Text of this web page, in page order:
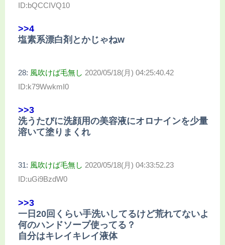
ID:bQCCIVQ10
>>4
塩素系漂白剤とかじゃねw
28: 風吹けば毛無し 2020/05/18(月) 04:25:40.42
ID:k79WwkmI0
>>3
洗うたびに洗顔用の美容液にオロナインを少量
溶いて塗りまくれ
31: 風吹けば毛無し 2020/05/18(月) 04:33:52.23
ID:uGi9BzdW0
>>3
一日20回くらい手洗いしてるけど荒れてないよ
何のハンドソープ使ってる？
自分はキレイキレイ液体